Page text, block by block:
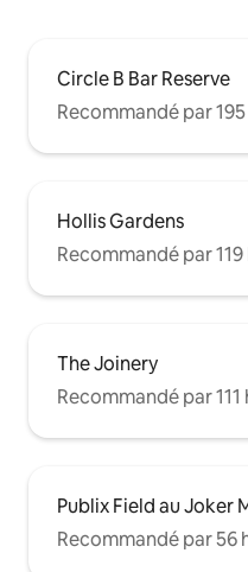
Circle B Bar Reserve
Recommandé par
Hollis Gardens
Recommandé par
The Joinery
Recommandé par
Publix Field au Joker
Recommandé par 56